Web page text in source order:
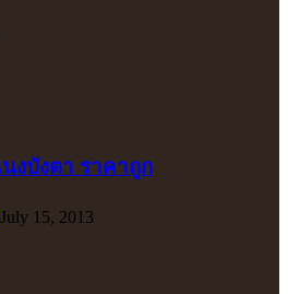
งบังตา ราคาถูก
July 15, 2013